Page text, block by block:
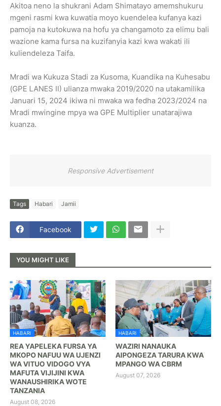
Akitoa neno la shukrani Adam Shimatayo amemshukuru
mgeni rasmi kwa kuwatia moyo kuendelea kufanya kazi
pamoja na kutokuwa na hofu ya changamoto za elimu bali
wazione kama fursa na kuzifanyia kazi kwa wakati ili
kuliendeleza Taifa.
Mradi wa Kukuza Stadi za Kusoma, Kuandika na Kuhesabu
(GPE LANES II) ulianza mwaka 2019/2020 na utakamilika
Januari 15, 2024 ikiwa ni mwaka wa fedha 2023/2024 na
Mradi mwingine mpya wa GPE Multiplier unatarajiwa
kuanza.
Responsive Advertisement
Tags Habari Jamii
Facebook
YOU MIGHT LIKE
HABARI
REA YAPELEKA FURSA YA
MKOPO NAFUU WA UJENZI
WA VITUO VIDOGO VYA
MAFUTA VIJIJINI KWA
WANAUSHIRIKA WOTE
TANZANIA
August 08, 2026
HABARI
WAZIRI NANAUKA
AIPONGEZA TARURA KWA
MPANGO WA CBRM
August 07, 2026